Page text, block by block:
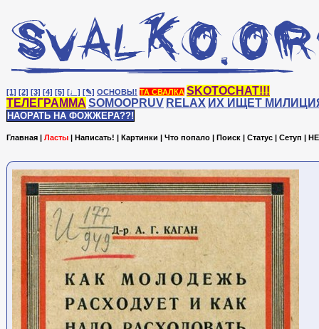
[1] [2] [3] [4] [5] [♩] [✎] ОСНОВЫ! ТА СВАЛКА SKOTOCHAT!!!
ТЕЛЕГРАММА SOMOOPRUV RELAX ИХ ИЩЕТ
НАОРАТЬ НА ФОЖЖЕРА??!
Главная | Ласты | Написать! | Картинки | Что попало | Поиск | Статус | Сетуп |